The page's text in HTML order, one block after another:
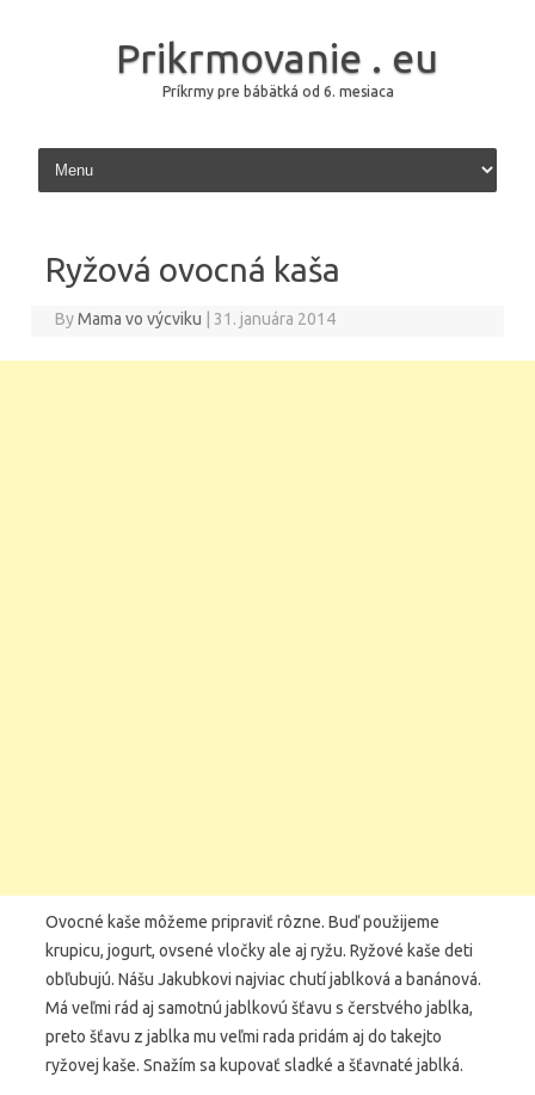
Prikrmovanie . eu
Príkrmy pre bábätká od 6. mesiaca
Skip to content
Ryžová ovocná kaša
ByMama vo výcviku 31. januára 2014
Ovocné kaše môžeme pripraviť rôzne. Buď použijeme
krupicu, jogurt, ovsené vločky ale aj ryžu. Ryžové kaše deti
obľubujú. Nášu Jakubkovi najviac chutí jablková a banánová.
Má veľmi rád aj samotnú jablkovú šťavu s čerstvého jablka,
preto šťavu z jablka mu veľmi rada pridám aj do takejto
ryžovej kaše. Snažím sa kupovať sladké a šťavnaté jablká.